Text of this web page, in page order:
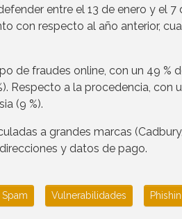
entre el 13 de enero y el 7
con respecto al año anterior,
de fraudes online, con un 49 %
Respecto a la procedencia, con
(9 %).
a grandes marcas
y datos de pago.
Spam Vulnerabilidades